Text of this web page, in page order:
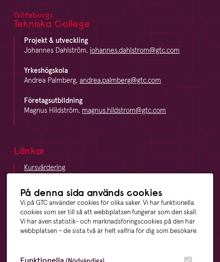
På denna sida används cookies
Vi på GTC använder cookies för olika saker. Vi har funktionella
cookies som ser till så att webbplatsen fungerar som den skall.
Vi har även statistik- och marknadsföringscookies på den här
webbplatsen – de sista två är helt valfria för dig som besökare.
Funktionella
Footer
Göteborgs
Tekniska College
Projekt & utveckling
Johannes Dahlström, johannes.dahlstrom@gtc.com
Yrkeshögskola
Andrea Palmberg, andrea.palmberg@gtc.com
Företagsutbildning
Magnus Hildström, magnus.hildstrom@gtc.com
Länkar
Kursvärdering
Vägbeskrivning
Visselblåsning
Våra ägare